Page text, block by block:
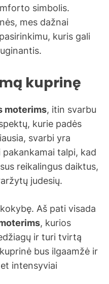
simbolis.
mes dažnai
kuris gali
kuprinę
moterims, itin svarbu
kurie padės
svarbi yra
talpi, kad
reikalingus daiktus,
judesių.
Aš pati visada
, kurios
ir turi tvirtą
bus ilgaamžė ir
intensyviai